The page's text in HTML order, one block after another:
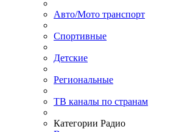
Авто/Мото транспорт
Спортивные
Детские
Региональные
ТВ каналы по странам
Категории Радио